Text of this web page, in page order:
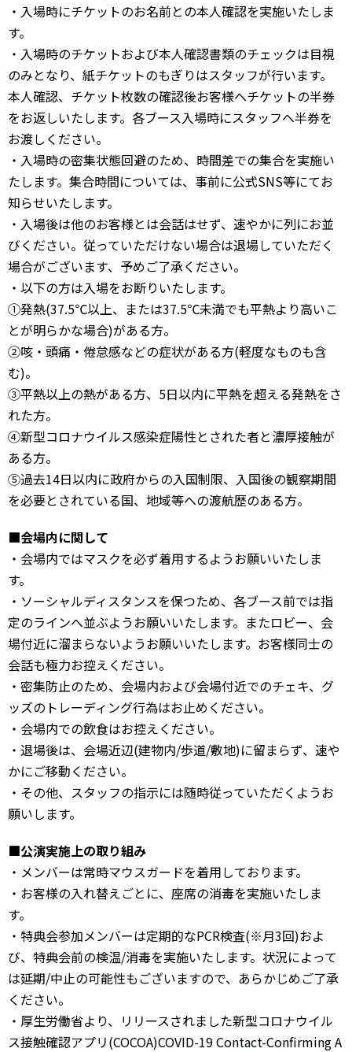
・入場時にチケットのお名前との本人確認を実施いたしま
す。
・入場時のチケットおよび本人確認書類のチェックは目視
のみとなり、紙チケットのもぎりはスタッフが行います。
本人確認、チケット枚数の確認後お客様へチケットの半券
をお返しいたします。各ブース入場時にスタッフへ半券を
お渡しください。
・入場時の密集状態回避のため、時間差での集合を実施い
たします。集合時間については、事前に公式SNS等にてお
知らせいたします。
・入場後は他のお客様とは会話はせず、速やかに列にお並
びください。従っていただけない場合は退場していただく
場合がございます、予めご了承ください。
・以下の方は入場をお断りいたします。
①発熱(37.5℃以上、または37.5℃未満でも平熱より高いこ
とが明らかな場合)がある方。
②咳・頭痛・倦怠感などの症状がある方(軽度なものも含
む)。
③平熱以上の熱がある方、5日以内に平熱を超える発熱をさ
れた方。
④新型コロナウイルス感染症陽性とされた者と濃厚接触が
ある方。
⑤過去14日以内に政府からの入国制限、入国後の観察期間
を必要とされている国、地域等への渡航歴のある方。
■会場内に関して
・会場内ではマスクを必ず着用するようお願いいたしま
す。
・ソーシャルディスタンスを保つため、各ブース前では指
定のラインへ並ぶようお願いいたします。またロビー、会
場付近に溜まらないようお願いいたします。お客様同士の
会話も極力お控えください。
・密集防止のため、会場内および会場付近でのチェキ、グ
ッズのトレーディング行為はお止めください。
・会場内での飲食はお控えください。
・退場後は、会場近辺(建物内/歩道/敷地)に留まらず、速や
かにご移動ください。
・その他、スタッフの指示には随時従っていただくようお
願いします。
■公演実施上の取り組み
・メンバーは常時マウスガードを着用しております。
・お客様の入れ替えごとに、座席の消毒を実施いたしま
す。
・特典会参加メンバーは定期的なPCR検査(※月3回)およ
び、特典会前の検温/消毒を実施いたします。状況によって
は延期/中止の可能性もございますので、あらかじめご了承
ください。
・厚生労働省より、リリースされました新型コロナウイル
ス接触確認アプリ(COCOA)COVID-19 Contact-Confirming A